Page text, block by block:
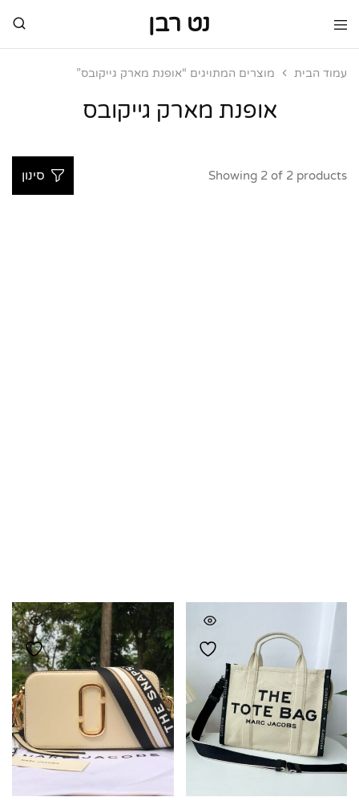
נט רבן
נט
מותגי
מותגי
עמוד הבית מוצרים המתויגים “אופנת מארק גייקובס”
אופנת מארק גייקובס
Showing 2 of 2 products